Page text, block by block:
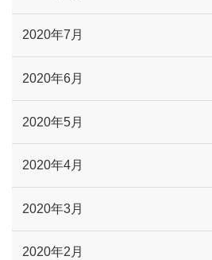
2020年7月
2020年6月
2020年5月
2020年4月
2020年3月
2020年2月